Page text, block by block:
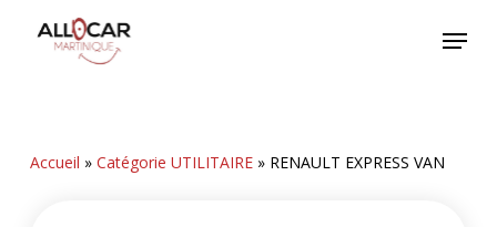
Menu
Accueil » Catégorie UTILITAIRE» RENAULT EXPRESS VAN